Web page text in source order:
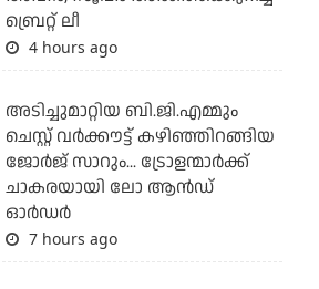
ബ്രെറ്റ് ലീ
4 hours ago
അടിച്ചുമാറ്റിയ ബി.ജി.എമ്മും
ചെസ്റ്റ് വര്‍ക്കൗട്ട് കഴിഞ്ഞിറങ്ങിയ
ജോര്‍ജ് സാറും... ട്രോളന്മാര്‍ക്ക്
ചാകരയായി ലോ ആന്‍ഡ്
ഓര്‍ഡര്‍
7 hours ago